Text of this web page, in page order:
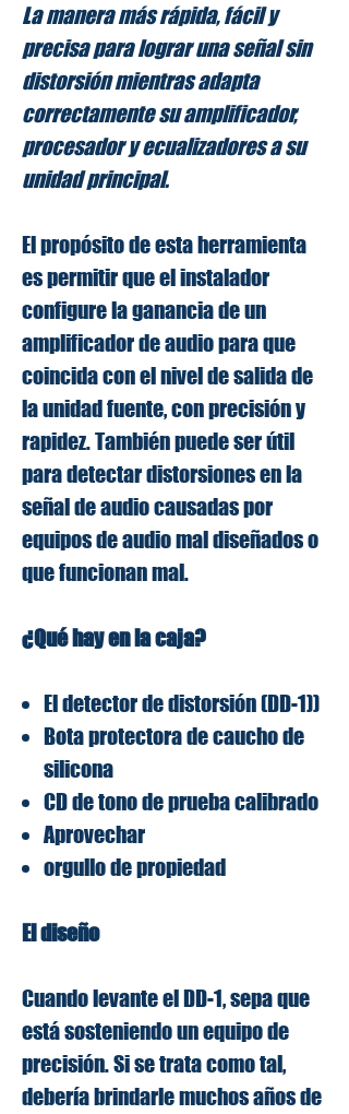
La manera más rápida, fácil y
precisa para lograr una señal sin
distorsión mientras adapta
correctamente su amplificador,
procesador y ecualizadores a su
unidad principal.
El propósito de esta herramienta
es permitir que el instalador
configure la ganancia de un
amplificador de audio para que
coincida con el nivel de salida de
la unidad fuente, con precisión y
rapidez. También puede ser útil
para detectar distorsiones en la
señal de audio causadas por
equipos de audio mal diseñados o
que funcionan mal.
¿Qué hay en la caja?
El detector de distorsión (DD-1))
Bota protectora de caucho de
silicona
CD de tono de prueba calibrado
Aprovechar
orgullo de propiedad
El diseño
Cuando levante el DD-1, sepa que
está sosteniendo un equipo de
precisión. Si se trata como tal,
debería brindarle muchos años de